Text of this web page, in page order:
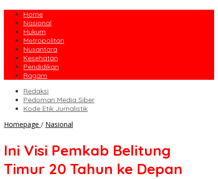
Home
Nasional
Hukum
Metropolitan
Nusantara
Kesehatan
Pendidikan
Ragam
Redaksi
Pedoman Media Siber
Kode Etik Jurnalistik
Homepage / Nasional
Belitung
20
Ini Visi Pemkab Belitung
Timur 20 Tahun ke Depan